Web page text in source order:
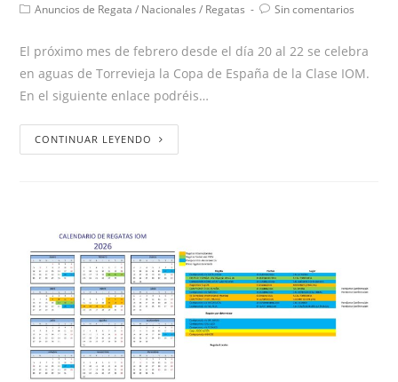
Anuncios de Regata / Nacionales / Regatas Sin comentarios
El próximo mes de febrero desde el día 20 al 22 se celebra
en aguas de Torrevieja la Copa de España de la Clase IOM.
En el siguiente enlace podréis…
CONTINUAR LEYENDO